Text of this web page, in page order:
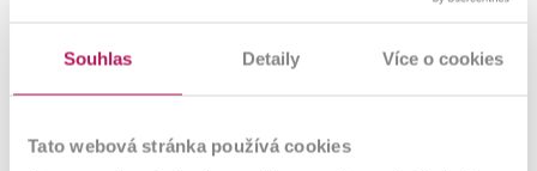
Souhlas Detaily Více o cookies
Tato webová stránka používá cookies
Vápník
160.0 mg
Zinek
1169/2011
Das sagen unsere Kunden